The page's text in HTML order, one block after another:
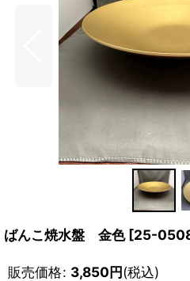
ばんこ焼水盤 金色 [25-
販売価格: 3,850円(税込)